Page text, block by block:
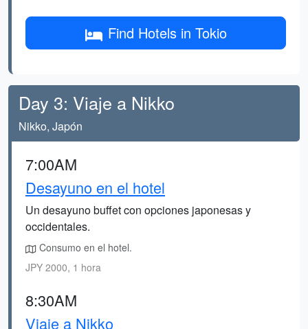
Find Hotels in Tokio
Day 3: Viaje a Nikko
Nikko, Japón
7:00AM
Desayuno en el hotel
Un desayuno buffet con opciones japonesas y
occidentales.
Consumo en el hotel.
JPY 2000, 1 hora
8:30AM
Viaje a Nikko